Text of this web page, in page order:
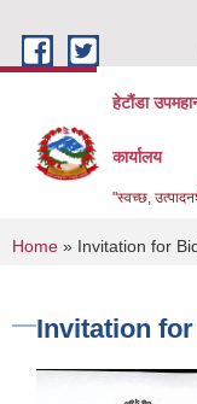
हेटौंडा
कार्यालय
"स्वच्छ,
You are
Home » Invitation for
Invitation